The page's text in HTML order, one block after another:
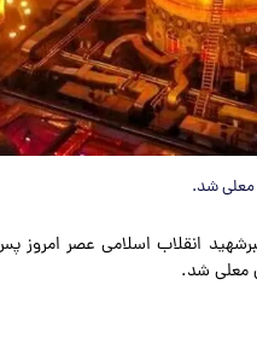
معلی شد.
انقلاب اسلامی عصر
معلی شد.